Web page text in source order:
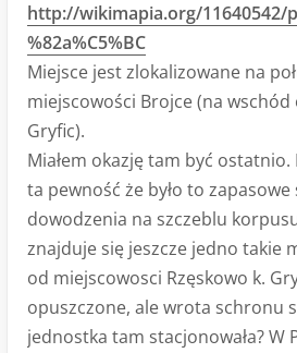
http://wikimapia.org/11640542/
%82a%C5%BC
Miejsce jest zlokalizowane na
miejscowości Brojce (na wschód
Gryfic).
Miałem okazję tam być
ta pewność że było to
dowodzenia na szczeblu
znajduje się jeszcze jedno takie
od miejscowosci Rzęskowo k.
opuszczone, ale wrota schronu
jednostka tam stacjonowała? W